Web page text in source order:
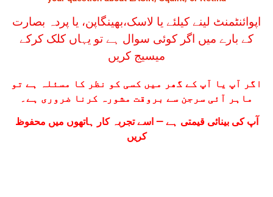
اپوائنٹمنٹ لینے کیلئے یا لاسک،بھینگاپن، یا پردہ بصارت
کے بارے میں اگر کوئی سوال ہے تو یہاں کلک کرکے
میسیج کریں
اگر آپ یا آپ کے گھر میں کسی کو نظر کا مسئلہ ہے تو
ماہر آئی سرجن سے بروقت مشورہ کرنا ضروری ہے۔
آپ کی بینائی قیمتی ہے — اسے تجربہ کار ہاتھوں میں محفوظ
کریں